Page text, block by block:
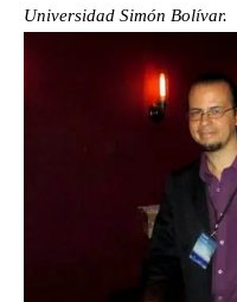
Universidad Simón Bolívar.